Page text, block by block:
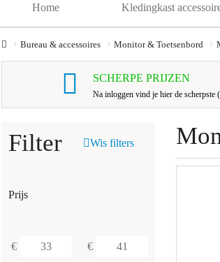
Home Kledingkast
Bureau & accessoires Monitor & Toetsenbord
SCHERPE PRIJZEN
Na inloggen vind je hier de scherpste
Filter Wis filters
Prijs
€ €